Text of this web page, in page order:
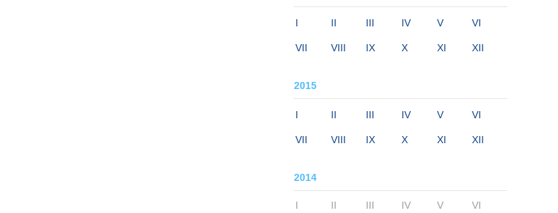
I II III IV V VI
VII VIII IX X XI XII
2015
I II III IV V VI
VII VIII IX X XI XII
2014
I II III IV V VI